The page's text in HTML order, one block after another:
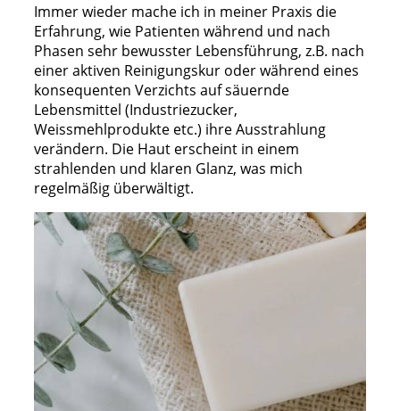
Immer wieder mache ich in meiner Praxis die
Erfahrung, wie Patienten während und nach
Phasen sehr bewusster Lebensführung, z.B. nach
einer aktiven Reinigungskur oder während eines
konsequenten Verzichts auf säuernde
Lebensmittel (Industriezucker,
Weissmehlprodukte etc.) ihre Ausstrahlung
verändern. Die Haut erscheint in einem
strahlenden und klaren Glanz, was mich
regelmäßig überwältigt.